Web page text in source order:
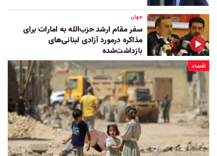
جهان
سفر مقام ارشد حزب‌الله به امارات برای
مذاکره درمورد آزادی لبنانی‌های
بازداشت‌شده
اقتصاد